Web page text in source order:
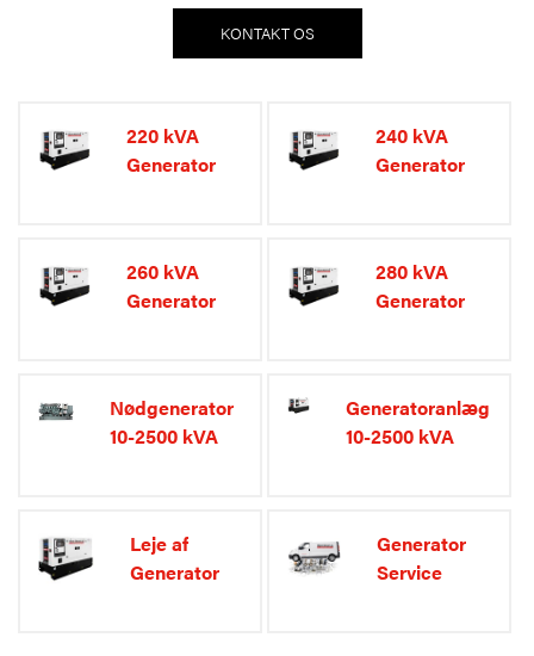
KONTAKT OS
220 kVA
Generator
240 kVA
Generator
260 kVA
Generator
280 kVA
Generator
Nødgenerator
10-2500 kVA
Generatoranlæg
10-2500 kVA
Leje af
Generator
Generator
Service